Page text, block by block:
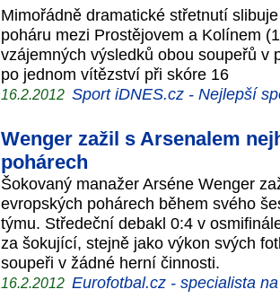
Mimořádně dramatické střetnutí
poháru mezi Prostějovem a Kolínem
vzájemných výsledků obou soupeřů
po jednom vítězství při skóre 16
16.2.2012 Sport iDNES.cz - Nejlepší
Wenger zažil s Arsenalem
pohárech
Šokovaný manažer Arséne Wenger
evropských pohárech během svého
týmu. Středeční debakl 0:4 v
za šokující, stejně jako výkon svých
soupeři v žádné herní činnosti.
16.2.2012 Eurofotbal.cz - specialista